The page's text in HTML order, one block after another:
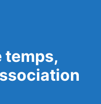
temps,